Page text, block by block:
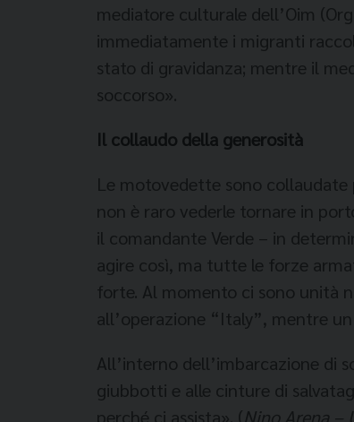
mediatore culturale dell’Oim
immediatamente i migranti
stato di gravidanza; mentre il
soccorso».
Il collaudo della generosità
Le motovedette sono collaudate
non è raro vederle tornare in
il comandante Verde – in
agire così, ma tutte le forze
forte. Al momento ci sono unità
all’operazione “Italy”, mentre
All’interno dell’imbarcazione di
giubbotti e alle cinture di
perché ci assista». (Nino Arena –